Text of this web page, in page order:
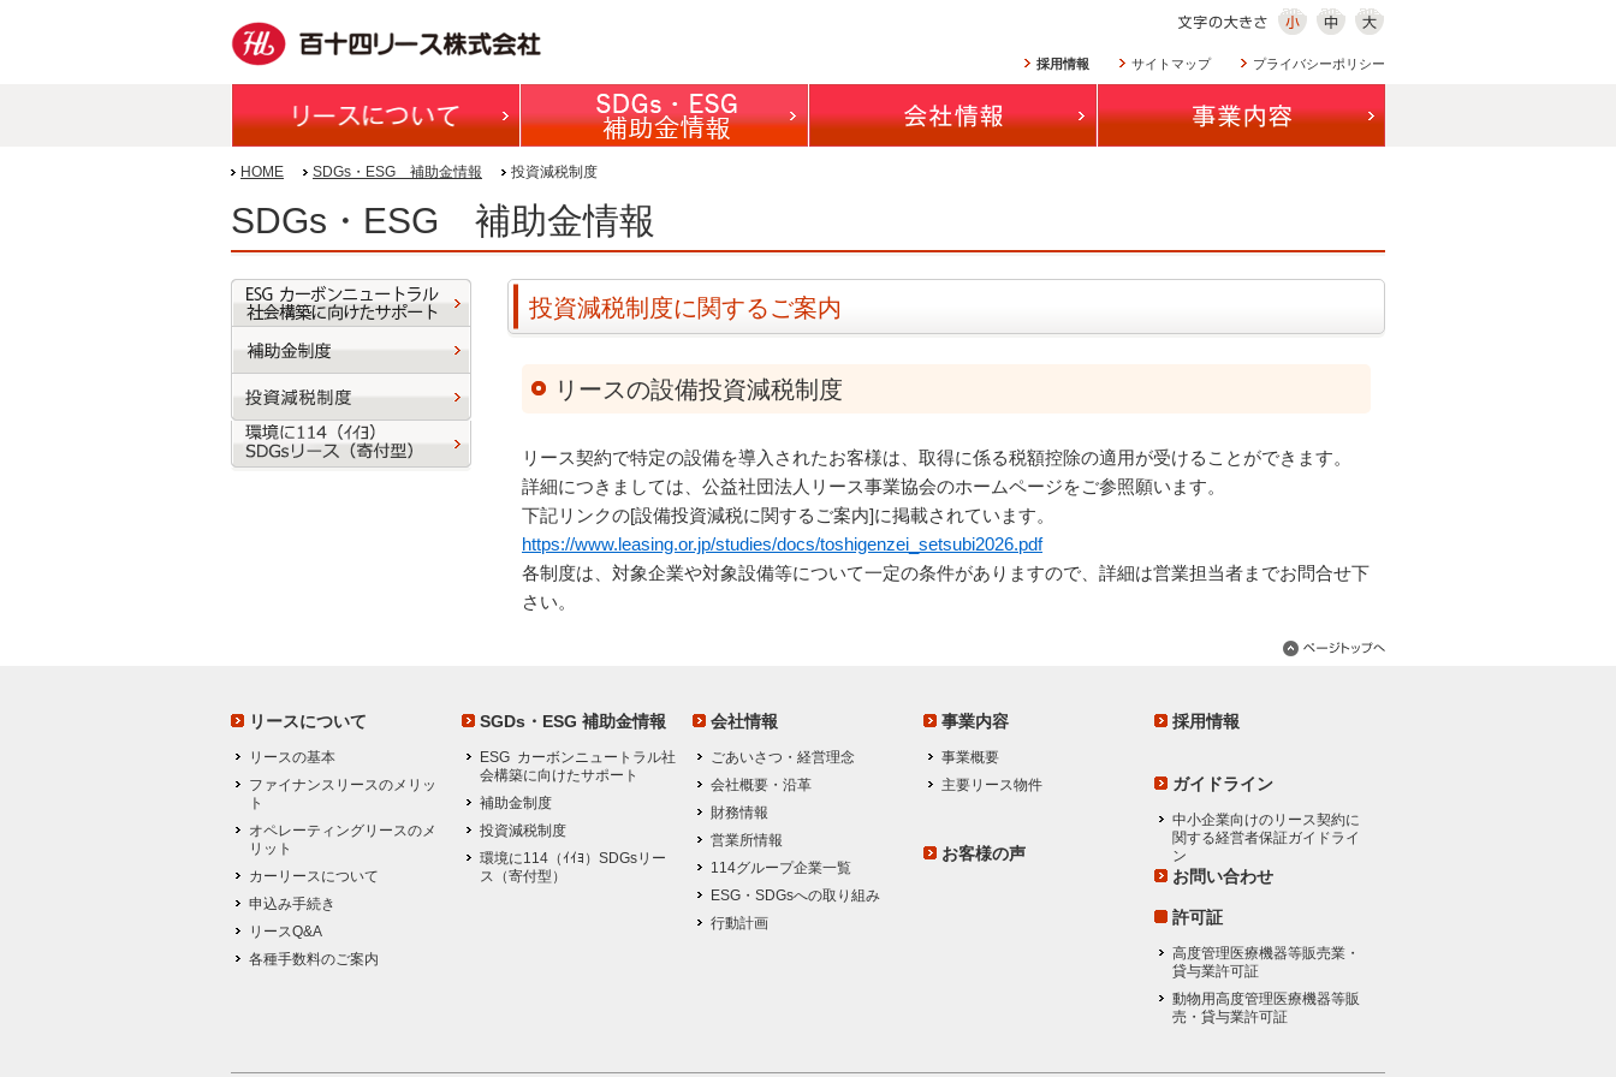
採用情報 サイトマップ プライバシーポリシー
HOME SDGs・ESG 補助金情報 投資減税制度
SDGs・ESG 補助金情報
投資減税制度に関するご案内
リースの設備投資減税制度
リース契約で特定の設備を導入されたお客様は、取得に係る税額控除の適用が受けることができます。
詳細につきましては、公益社団法人リース事業協会のホームページをご参照願います。
下記リンクの[設備投資減税に関するご案内]に掲載されています。
https://www.leasing.or.jp/studies/docs/toshigenzei_setsubi2026.pdf
各制度は、対象企業や対象設備等について一定の条件がありますので、詳細は営業担当者までお問合せ下
さい。
リースについて
リースの基本
ファイナンスリースのメリッ
ト
オペレーティングリースのメ
リット
カーリースについて
申込み手続き
リースQ&A
各種手数料のご案内
SGDs・ESG 補助金情報
ESG カーボンニュートラル社
会構築に向けたサポート
補助金制度
投資減税制度
環境に114（ｲｲﾖ）SDGsリー
ス（寄付型）
会社情報
ごあいさつ・経営理念
会社概要・沿革
財務情報
営業所情報
114グループ企業一覧
ESG・SDGsへの取り組み
行動計画
事業内容
事業概要
主要リース物件
お客様の声
採用情報
ガイドライン
中小企業向けのリース契約に
関する経営者保証ガイドライ
ン
お問い合わせ
許可証
高度管理医療機器等販売業・
貸与業許可証
動物用高度管理医療機器等販
売・貸与業許可証